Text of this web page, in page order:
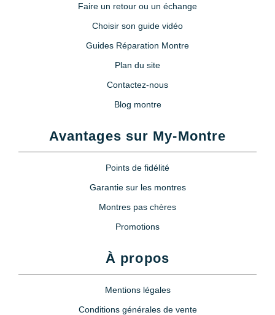
Faire un retour ou un échange
Choisir son guide vidéo
Guides Réparation Montre
Plan du site
Contactez-nous
Blog montre
Avantages sur My-Montre
Points de fidélité
Garantie sur les montres
Montres pas chères
Promotions
À propos
Mentions légales
Conditions générales de vente